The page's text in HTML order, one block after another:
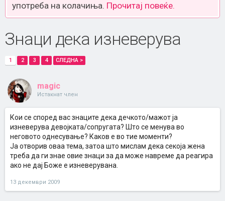
употреба на колачиња. Прочитај повеќе.
Знаци дека изневерува
1 2 3 4 СЛЕДНА >
magic
Истакнат член
Кои се според вас знаците дека дечкото/мажот ја
изневерува девојката/сопругата? Што се менува во
неговото однесување? Каков е во тие моменти?
Ја отворив оваа тема, затоа што мислам дека секоја жена
треба да ги знае овие знаци за да може навреме да реагира
ако не дај Боже е изневерувана.
13 декември 2009